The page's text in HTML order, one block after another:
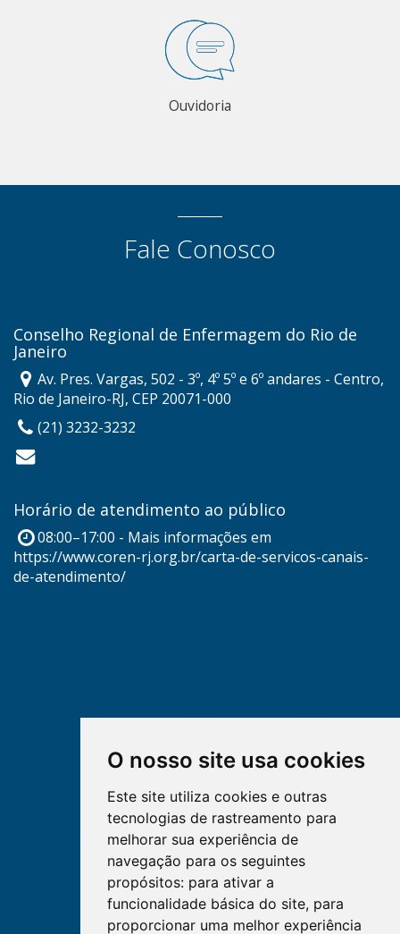
O nosso site usa cookies
Este site utiliza cookies e outras
tecnologias de rastreamento para
melhorar sua experiência de
navegação para os seguintes
propósitos: para ativar a
funcionalidade básica do site, para
proporcionar uma melhor experiência
Ouvidoria
Fale Conosco
Conselho Regional de Enfermagem do Rio de
Janeiro
Av. Pres. Vargas, 502 - 3º, 4º 5º e 6º andares - Centro,
Rio de Janeiro-RJ, CEP 20071-000
(21) 3232-3232
Horário de atendimento ao público
08:00–17:00 - Mais informações em
https://www.coren-rj.org.br/carta-de-servicos-canais-
de-atendimento/